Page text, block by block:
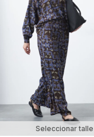
Seleccionar talle